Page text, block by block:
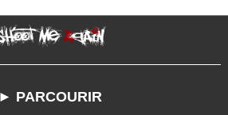
► PARCOURIR